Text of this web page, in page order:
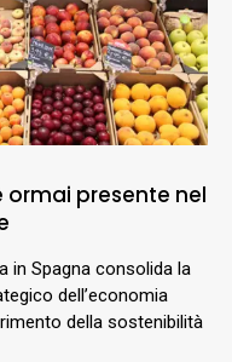
ormai presente nel
in Spagna consolida la
dell’economia
della sostenibilità